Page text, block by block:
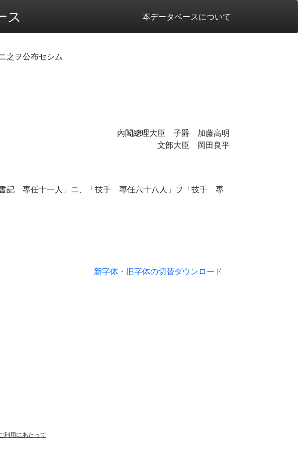
ス 本データベースについて
之ヲ公布セシム
內閣總理大臣 子爵 加藤高明
文部大臣 岡田良平
記 專任十一人」ニ、「技手 專任六十八人」ヲ「技手 專
新字体・旧字体の切替ダウンロード
利用にあたって